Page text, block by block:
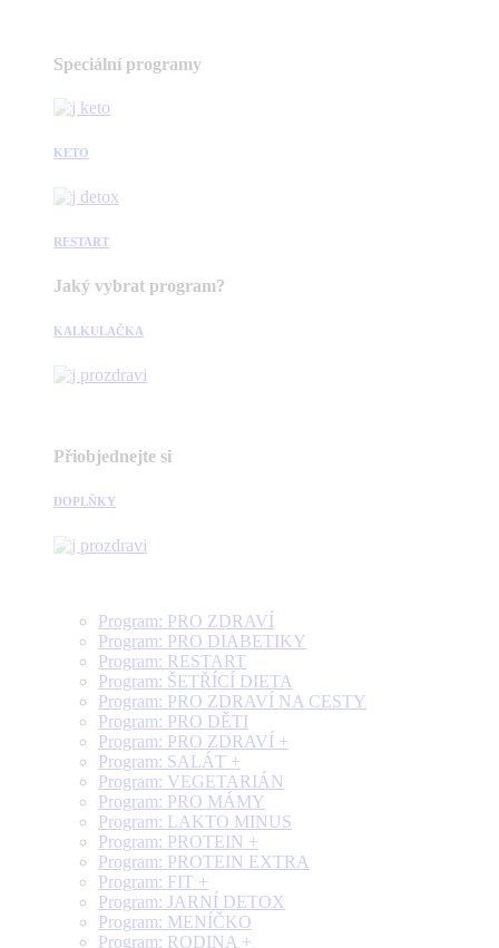
Speciální programy
KETO
RESTART
Jaký vybrat program?
KALKULAČKA
Přiobjednejte si
DOPLŇKY
Program: PRO ZDRAVÍ
Program: PRO DIABETIKY
Program: RESTART
Program: ŠETŘÍCÍ DIETA
Program: PRO ZDRAVÍ NA CESTY
Program: PRO DĚTI
Program: PRO ZDRAVÍ +
Program: SALÁT +
Program: VEGETARIÁN
Program: PRO MÁMY
Program: LAKTO MINUS
Program: PROTEIN +
Program: PROTEIN EXTRA
Program: FIT +
Program: JARNÍ DETOX
Program: MENÍČKO
Program: RODINA +